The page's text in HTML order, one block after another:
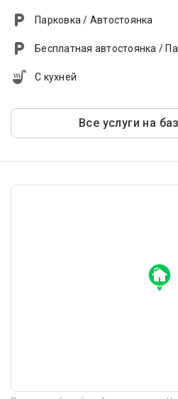
Парковка / Автостоянка
Бесплатная автостоянка /
С кухней
Все услуги на